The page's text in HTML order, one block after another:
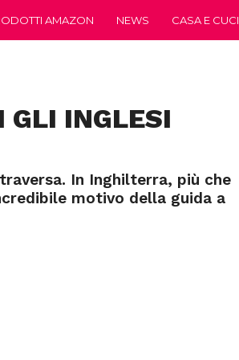
AMAZON NEWS CASA E
GLI INGLESI
In Inghilterra, più che
motivo della guida a